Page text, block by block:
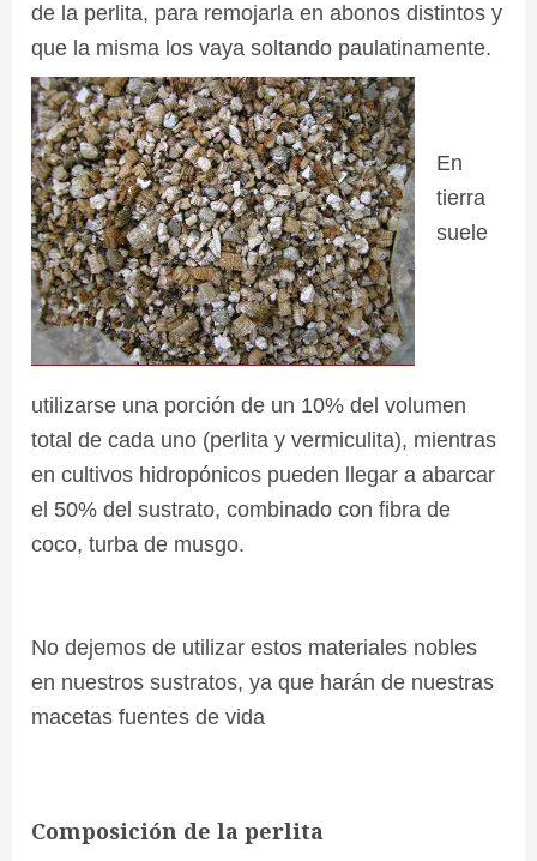
de la perlita, para remojarla en abonos distintos y
que la misma los vaya soltando paulatinamente.
En
tierra
suele
utilizarse una porción de un 10% del volumen
total de cada uno (perlita y vermiculita), mientras
en cultivos hidropónicos pueden llegar a abarcar
el 50% del sustrato, combinado con fibra de
coco, turba de musgo.
No dejemos de utilizar estos materiales nobles
en nuestros sustratos, ya que harán de nuestras
macetas fuentes de vida
Composición de la perlita